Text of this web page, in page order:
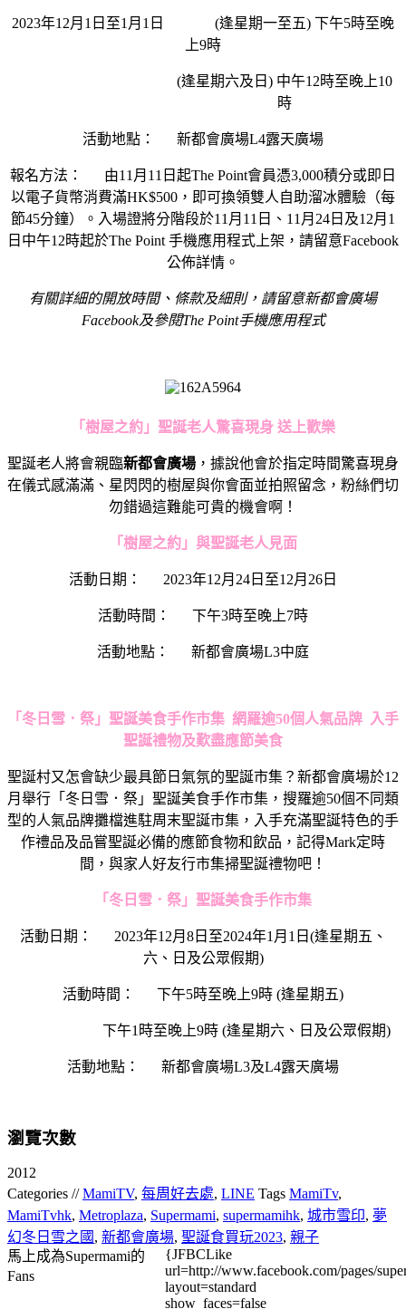
2023年12月1日至1月1日 (逢星期一至五) 下午5時至晚
上9時
(逢星期六及日) 中午12時至晚上10
時
活動地點： 新都會廣場L4露天廣場
報名方法： 由11月11日起The Point會員憑3,000積分或即日
以電子貨幣消費滿HK$500，即可換領雙人自助溜冰體驗（每
節45分鐘）。入場證將分階段於11月11日、11月24日及12月1
日中午12時起於The Point 手機應用程式上架，請留意Facebook
公佈詳情。
有關詳細的開放時間、 條款及細則，請留意新都會廣場
Facebook及參閱The Point手機應用程式
「樹屋之約」聖誕老人驚喜現身 送上歡樂
聖誕老人將會親臨新都會廣場 ，據說他會於指定時間驚喜現身
在儀式感滿滿、星閃閃的樹屋與你會面並拍照留念，粉絲們切
勿錯過這難能可貴的機會啊！
「樹屋之約」與聖誕老人見面
活動日期： 2023年12月24日至12月26日
活動時間： 下午3時至晚上7時
活動地點： 新都會廣場L3中庭
「冬日雪．祭」聖誕美食手作市集 網羅逾50個人氣品牌 入手
聖誕禮物及歎盡應節美食
聖誕村又怎會缺少最具節日氣氛的聖誕市集？新都會廣場於12
月舉行「冬日雪．祭」聖誕美食手作市集，搜羅逾50個不同類
型的人氣品牌攤檔進駐周末聖誕市集，入手充滿聖誕特色的手
作禮品及品嘗聖誕必備的應節食物和飲品，記得Mark定時
間，與家人好友行市集掃聖誕禮物吧！
「冬日雪．祭」聖誕美食手作市集
活動日期： 2023年12月8日至2024年1月1日(逢星期五、
六、日及公眾假期)
活動時間： 下午5時至晚上9時 (逢星期五)
下午1時至晚上9時 (逢星期六、日及公眾假期)
活動地點： 新都會廣場L3及L4露天廣場
瀏覽次數
2012
Categories //MamiTV, 每周好去處, LINE Tags MamiTv,
MamiTvhk, Metroplaza, Supermami, supermamihk, 城市雪印, 夢
幻冬日雪之國 , 新都會廣場, 聖誕食買玩2023, 親子
馬上成為Supermami的
Fans
{JFBCLike
url=http://www.facebook.com/pages/
layout=standard
show_faces=false